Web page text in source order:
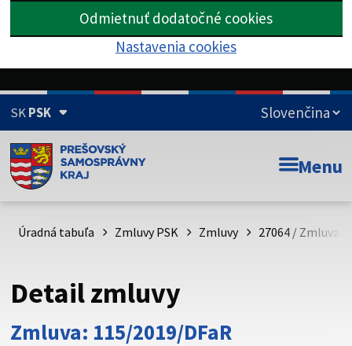
Odmietnuť dodatočné cookies
Nastavenia cookies
SKPSK
Doména psk.sk je oficiálna
Toto je oficiálna webová stránka Prešovského
psk.sk.
Buďte pozorní a vždy sa uistite, že zdieľate informácie iba
cez zabezpečenú webovú stránku. Zabezpečená stránka
vždy začína https:// pred názvom domény webového sídla.
Menu
Úradná tabuľa Zmluvy PSK Zmluvy 27064 / Zmluva
Detail zmluvy
Zmluva: 115/2019/DFaR